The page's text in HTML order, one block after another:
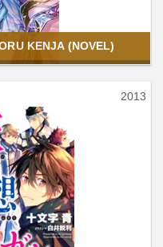
KENJA (NOVEL)
2013